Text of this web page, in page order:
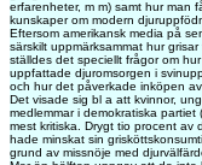
erfarenheter, m m) samt hur man
kunskaper om modern
Eftersom amerikansk media på
särskilt uppmärksammat hur grisar
ställdes det speciellt frågor om
uppfattade djuromsorgen i
och hur det påverkade inköpen av
Det visade sig bl a att kvinnor,
medlemmar i demokratiska partiet
mest kritiska. Drygt tio procent av
hade minskat sin
grund av missnöje med